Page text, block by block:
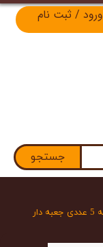
جستجو
ورود / ثبت نام